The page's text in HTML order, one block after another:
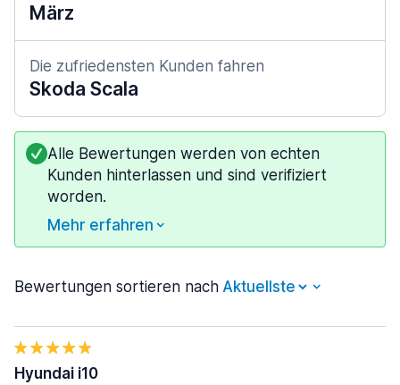
März
Die zufriedensten Kunden fahren
Skoda Scala
Alle Bewertungen werden von echten
Kunden hinterlassen und sind verifiziert
worden.
Mehr erfahren
Bewertungen sortieren nach
Hyundai i10